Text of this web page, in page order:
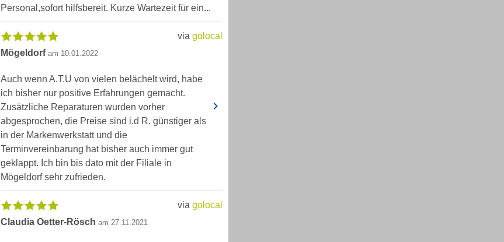
Personal,sofort hilfsbereit. Kurze Wartezeit für ein...
via golocal
Mögeldorfam 10.01.2022
Auch wenn A.T.U von vielen belächelt wird, habe
ich bisher nur positive Erfahrungen gemacht.
Zusätzliche Reparaturen wurden vorher
abgesprochen, die Preise sind i.d R. günstiger als
in der Markenwerkstatt und die
Terminvereinbarung hat bisher auch immer gut
geklappt. Ich bin bis dato mit der Filiale in
Mögeldorf sehr zufrieden.
via golocal
Claudia Oetter-Rösch am 27.11.2021